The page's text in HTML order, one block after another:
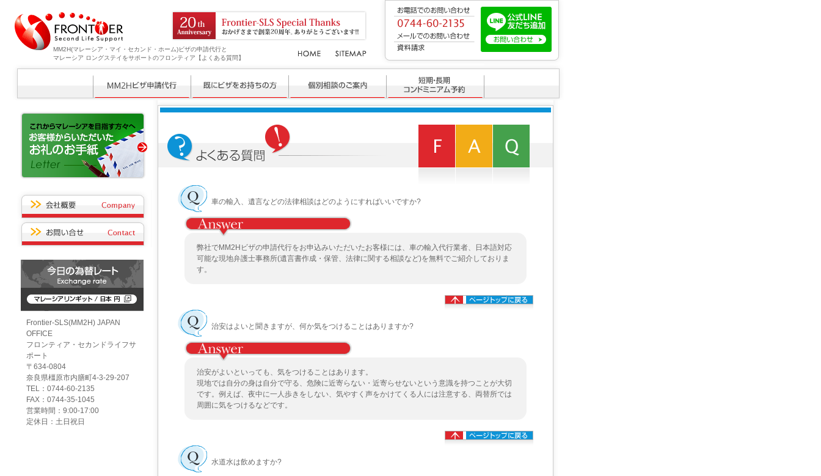
MM2H(マレーシア・マイ・セカンド・ホーム)ビザの申請代行と
マレーシア ロングステイをサポートのフロンティア【よくある質問】
Frontier-SLS(MM2H) JAPAN
OFFICE
フロンティア・セカンドライフサ
ポート
〒634-0804
奈良県橿原市内膳町4-3-29-207
TEL：0744-60-2135
FAX：0744-35-1045
営業時間：9:00-17:00
定休日：土日祝日
車の輸入、遺言などの法律相談はどのようにすればいいですか?
弊社でMM2Hビザの申請代行をお申込みいただいたお客様には、車の輸入代行業者、日本語対応
可能な現地弁護士事務所(遺言書作成・保管、法律に関する相談など)を無料でご紹介しておりま
す。
治安はよいと聞きますが、何か気をつけることはありますか?
治安がよいといっても、気をつけることはあります。
現地では自分の身は自分で守る、危険に近寄らない・近寄らせないという意識を持つことが大切
です。例えば、夜中に一人歩きをしない、気やすく声をかけてくる人には注意する、両替所では
周囲に気をつけるなどです。
水道水は飲めますか?